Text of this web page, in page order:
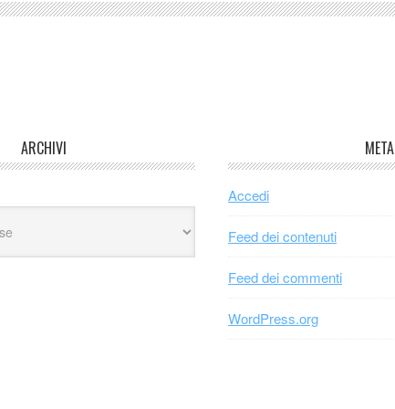
ARCHIVI META
Accedi
Feed dei contenuti
Feed dei commenti
WordPress.org